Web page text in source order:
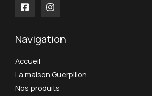
Navigation
Accueil
La maison Guerpillon
Nos produits